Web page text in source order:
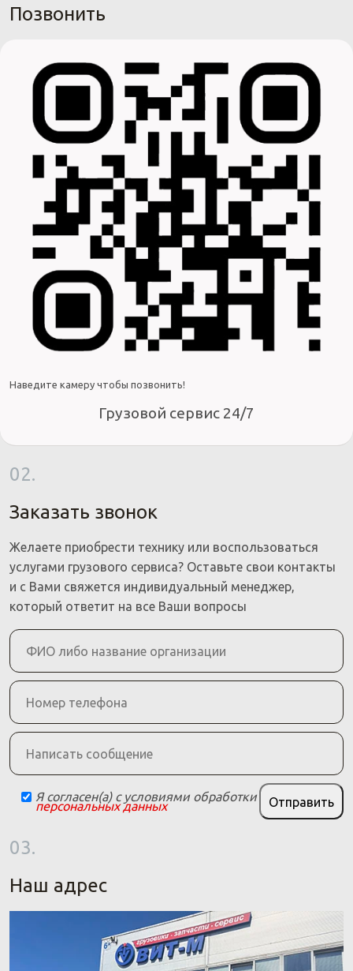
Позвонить
Наведите камеру чтобы позвонить!
Грузовой сервис 24/7
02.
Заказать звонок
Желаете приобрести технику или воспользоваться
услугами грузового сервиса? Оставьте свои контакты
и с Вами свяжется индивидуальный менеджер,
который ответит на все Ваши вопросы
Я согласен(а) с условиями обработки
персональных данных Отправить
03.
Наш адрес